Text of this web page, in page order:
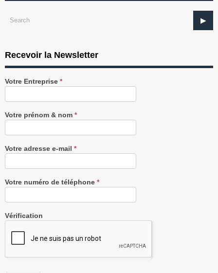
Recevoir la Newsletter
Recevez
notre
gratuitement
Votre Entreprise *
Votre prénom & nom *
Votre adresse e-mail *
Votre numéro de téléphone *
Vérification